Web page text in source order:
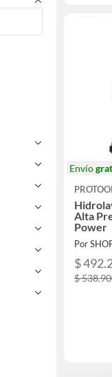
Envío
Alta
Power
Por
$
$